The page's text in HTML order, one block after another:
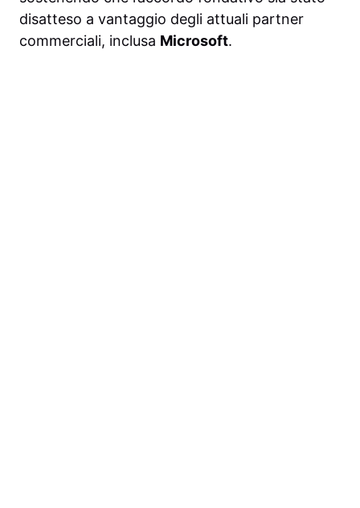
disatteso a vantaggio degli attuali partner
commerciali, inclusa Microsoft.